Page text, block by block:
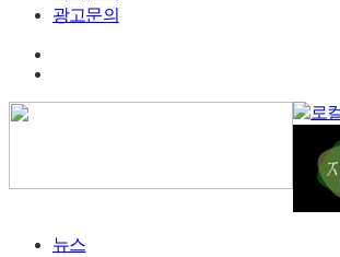
광고문의
뉴스